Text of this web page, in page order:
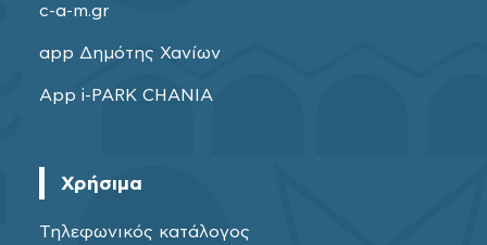
c-a-m.gr
app Δημότης Χανίων
App i-PARK CHANIA
Χρήσιμα
Τηλεφωνικός κατάλογος